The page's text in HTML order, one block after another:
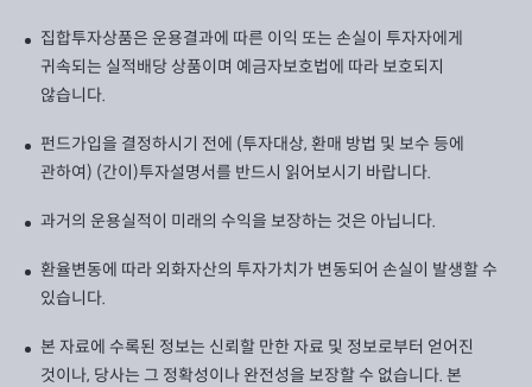
집합투자상품은 운용결과에 따른 이익 또는 손실이 투자자에게
귀속되는 실적배당 상품이며 예금자보호법에 따라 보호되지
않습니다.
펀드가입을 결정하시기 전에 (투자대상, 환매 방법 및 보수 등에
관하여) (간이)투자설명서를 반드시 읽어보시기 바랍니다.
과거의 운용실적이 미래의 수익을 보장하는 것은 아닙니다.
환율변동에 따라 외화자산의 투자가치가 변동되어 손실이 발생할 수
있습니다.
본 자료에 수록된 정보는 신뢰할 만한 자료 및 정보로부터 얻어진
것이나, 당사는 그 정확성이나 완전성을 보장할 수 없습니다. 본